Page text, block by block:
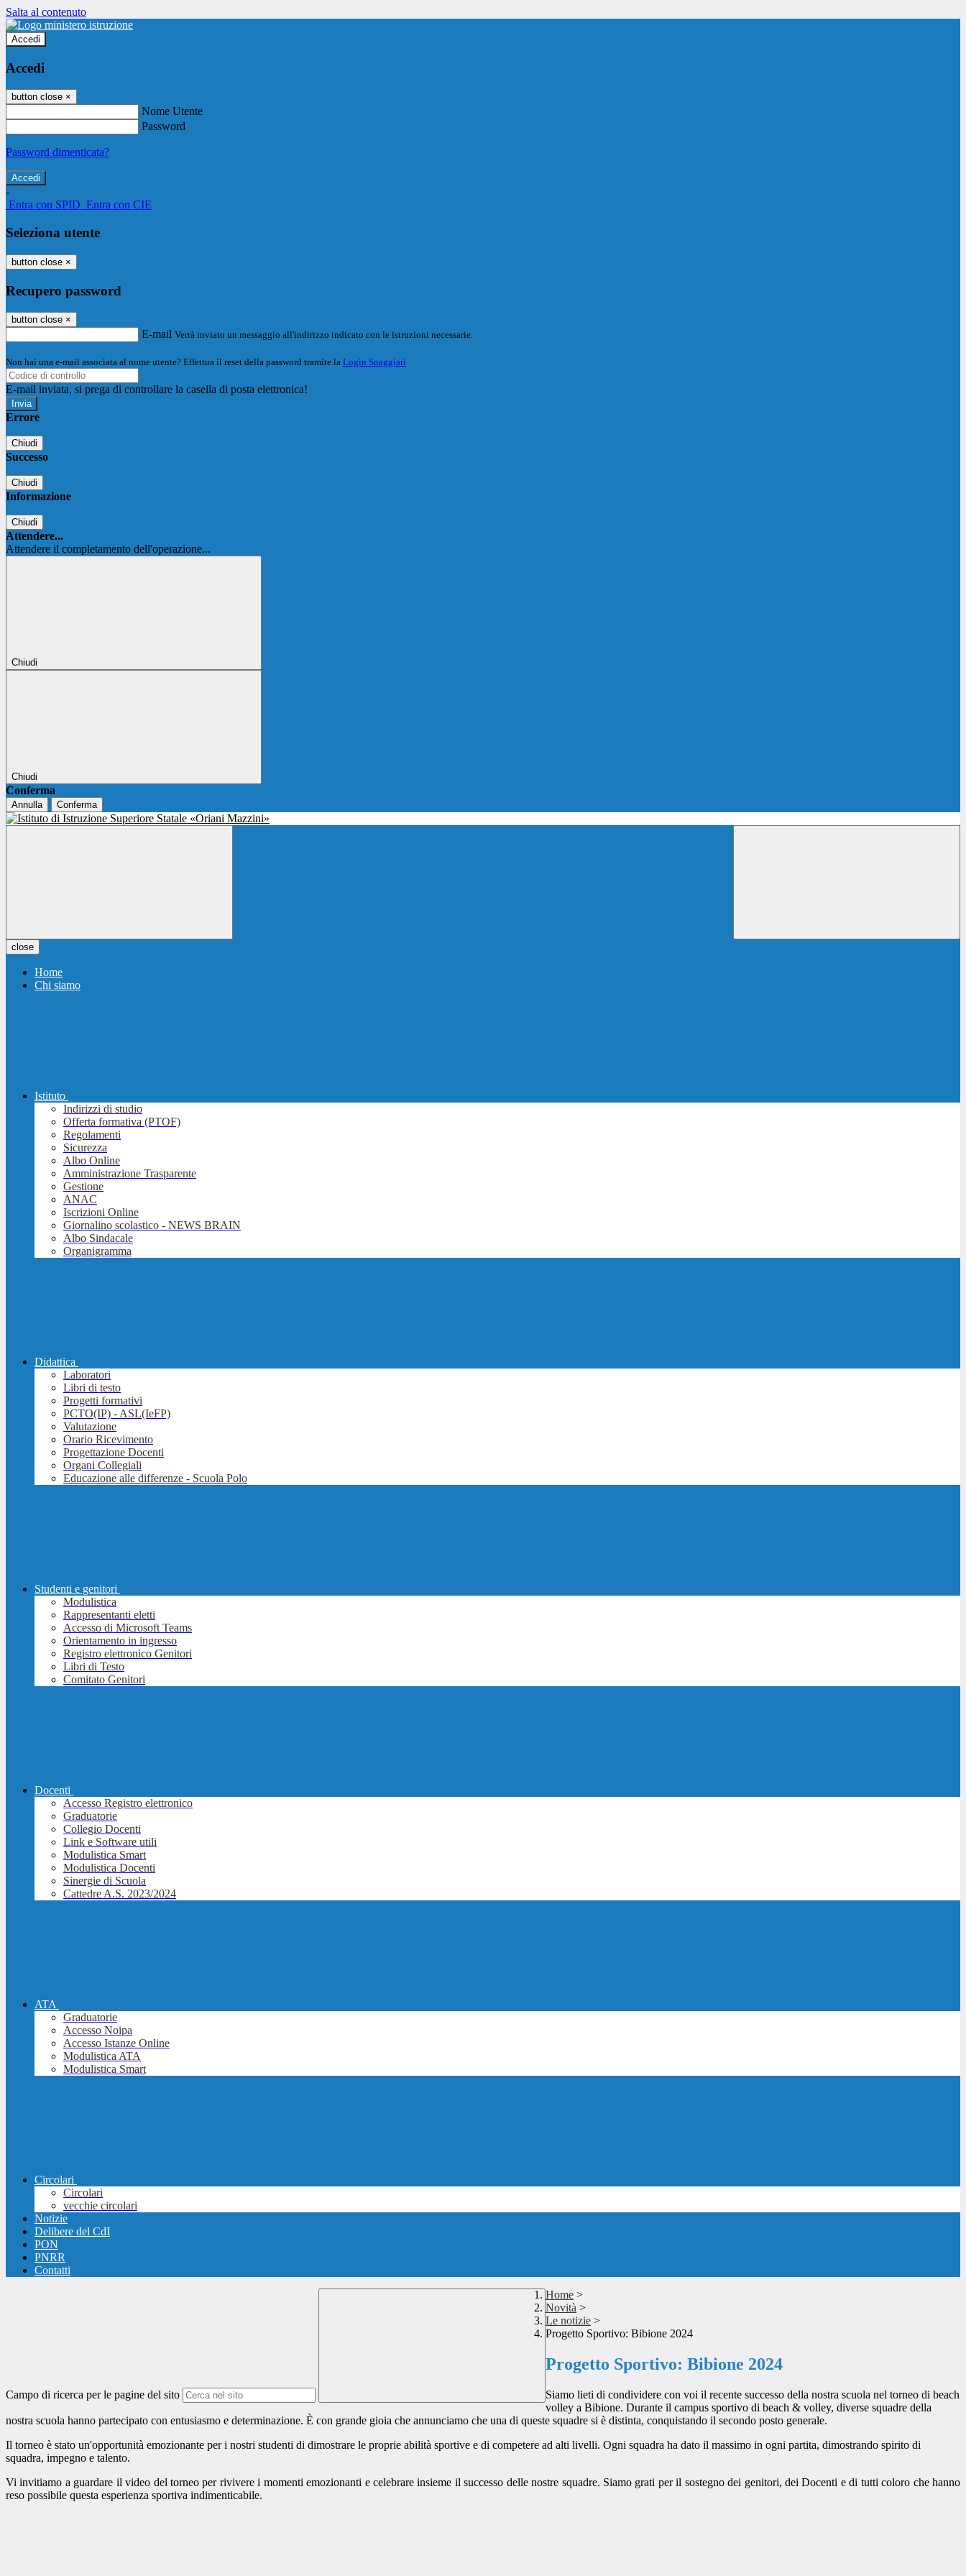
Salta al contenuto
Accedi
Accedi
button close ×
Nome Utente
Password
Password dimenticata?
-
Entra con SPID Entra con CIE
Seleziona utente
button close ×
Recupero password
button close ×
E-mail Verrà inviato un messaggio all'indirizzo indicato con le istruzioni necessarie.
Non hai una e-mail associata al nome utente? Effettua il reset della password tramite la Login Spaggiari
E-mail inviata, si prega di controllare la casella di posta elettronica!
Errore
Chiudi
Successo
Chiudi
Informazione
Chiudi
Attendere...
Attendere il completamento dell'operazione...
Chiudi
Chiudi
Conferma
Annulla Conferma
close
Home
Chi siamo
Istituto
Indirizzi di studio
Offerta formativa (PTOF)
Regolamenti
Sicurezza
Albo Online
Amministrazione Trasparente
Gestione
ANAC
Iscrizioni Online
Giornalino scolastico - NEWS BRAIN
Albo Sindacale
Organigramma
Didattica
Laboratori
Libri di testo
Progetti formativi
PCTO(IP) - ASL(IeFP)
Valutazione
Orario Ricevimento
Progettazione Docenti
Organi Collegiali
Educazione alle differenze - Scuola Polo
Studenti e genitori
Modulistica
Rappresentanti eletti
Accesso di Microsoft Teams
Orientamento in ingresso
Registro elettronico Genitori
Libri di Testo
Comitato Genitori
Docenti
Accesso Registro elettronico
Graduatorie
Collegio Docenti
Link e Software utili
Modulistica Smart
Modulistica Docenti
Sinergie di Scuola
Cattedre A.S. 2023/2024
ATA
Graduatorie
Accesso Noipa
Accesso Istanze Online
Modulistica ATA
Modulistica Smart
Circolari
Circolari
vecchie circolari
Notizie
Delibere del CdI
PON
PNRR
Contatti
Campo di ricerca per le pagine del sito
Home >
Novità >
Le notizie >
Progetto Sportivo: Bibione 2024
Progetto Sportivo: Bibione 2024
Siamo lieti di condividere con voi il recente successo della nostra scuola nel torneo di beach
volley a Bibione. Durante il campus sportivo di beach & volley, diverse squadre della
nostra scuola hanno partecipato con entusiasmo e determinazione. È con grande gioia che annunciamo che una di queste squadre si è distinta, conquistando il secondo posto generale.
Il torneo è stato un'opportunità emozionante per i nostri studenti di dimostrare le proprie abilità sportive e di competere ad alti livelli. Ogni squadra ha dato il massimo in ogni partita, dimostrando spirito di
squadra, impegno e talento.
Vi invitiamo a guardare il video del torneo per rivivere i momenti emozionanti e celebrare insieme il successo delle nostre squadre. Siamo grati per il sostegno dei genitori, dei Docenti e di tutti coloro che hanno
reso possibile questa esperienza sportiva indimenticabile.